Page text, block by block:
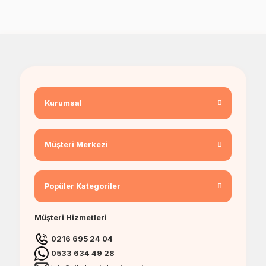
Kurumsal
Müşteri Merkezi
Popüler Kategoriler
Müşteri Hizmetleri
0216 695 24 04
0533 634 49 28